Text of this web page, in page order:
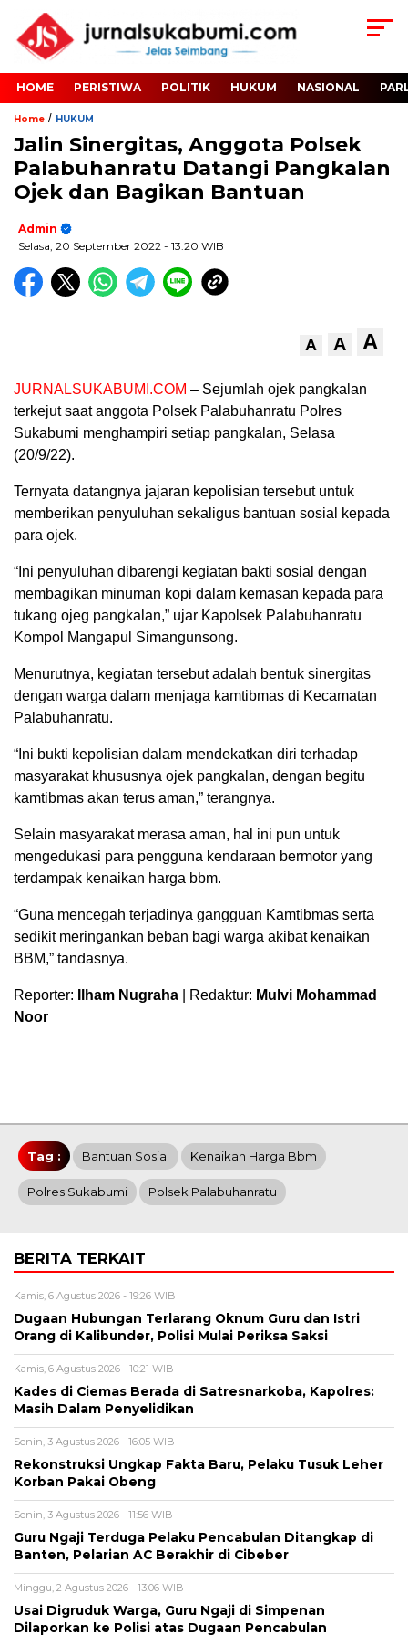
HOME PERISTIWA POLITIK HUKUM NASIONAL
Home / HUKUM
Jalin Sinergitas, Anggota Polsek
Palabuhanratu Datangi Pangkalan
Ojek dan Bagikan Bantuan
Admin
Selasa, 20 September 2022 - 13:20 WIB
A A A
JURNALSUKABUMI.COM – Sejumlah ojek pangkalan
terkejut saat anggota Polsek Palabuhanratu Polres
Sukabumi menghampiri setiap pangkalan, Selasa
(20/9/22).
Ternyata datangnya jajaran kepolisian tersebut untuk
memberikan penyuluhan sekaligus bantuan sosial kepada
para ojek.
“Ini penyuluhan dibarengi kegiatan bakti sosial dengan
membagikan minuman kopi dalam kemasan kepada para
tukang ojeg pangkalan,” ujar Kapolsek Palabuhanratu
Kompol Mangapul Simangunsong.
Menurutnya, kegiatan tersebut adalah bentuk sinergitas
dengan warga dalam menjaga kamtibmas di Kecamatan
Palabuhanratu.
“Ini bukti kepolisian dalam mendekatkan diri terhadap
masyarakat khususnya ojek pangkalan, dengan begitu
kamtibmas akan terus aman,” terangnya.
Selain masyarakat merasa aman, hal ini pun untuk
mengedukasi para pengguna kendaraan bermotor yang
terdampak kenaikan harga bbm.
“Guna mencegah terjadinya gangguan Kamtibmas serta
sedikit meringankan beban bagi warga akibat kenaikan
BBM,” tandasnya.
Reporter: Ilham Nugraha | Redaktur: Mulvi Mohammad
Noor
Tag : Bantuan Sosial Kenaikan Harga Bbm
Polres Sukabumi Polsek Palabuhanratu
BERITA TERKAIT
Kamis, 6 Agustus 2026 - 19:26 WIB
Dugaan Hubungan Terlarang Oknum Guru dan Istri
Orang di Kalibunder, Polisi Mulai Periksa Saksi
Kamis, 6 Agustus 2026 - 10:21 WIB
Kades di Ciemas Berada di Satresnarkoba, Kapolres:
Masih Dalam Penyelidikan
Senin, 3 Agustus 2026 - 16:05 WIB
Rekonstruksi Ungkap Fakta Baru, Pelaku Tusuk Leher
Korban Pakai Obeng
Senin, 3 Agustus 2026 - 11:56 WIB
Guru Ngaji Terduga Pelaku Pencabulan Ditangkap di
Banten, Pelarian AC Berakhir di Cibeber
Minggu, 2 Agustus 2026 - 13:06 WIB
Usai Digruduk Warga, Guru Ngaji di Simpenan
Dilaporkan ke Polisi atas Dugaan Pencabulan